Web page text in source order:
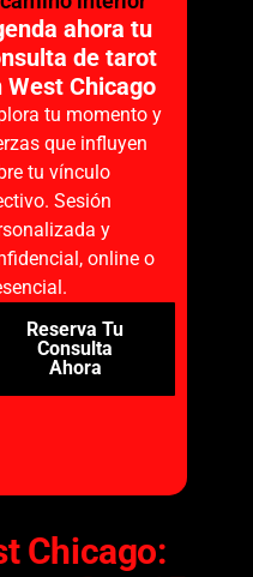
ahora tu
de tarot
West Chicago
tu momento y
que influyen
tu vínculo
Sesión
y
online o
Reserva Tu
Consulta
Ahora
Chicago: